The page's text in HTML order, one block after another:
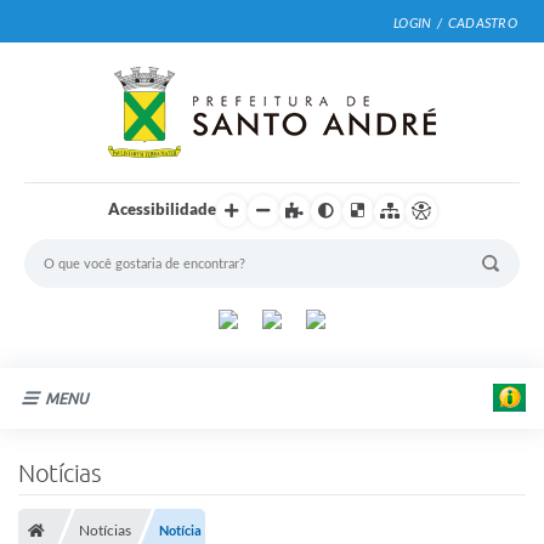
LOGIN / CADASTRO
Acessibilidade
MENU
Notícias
Notícias Notícia